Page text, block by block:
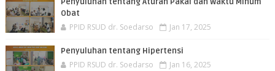
Penyuluhan tentang Aturan Pakai dan Waktu Minum
Obat
PPID RSUD dr. Soedarso Jan 17, 2025
Penyuluhan tentang Hipertensi
PPID RSUD dr. Soedarso Jan 16, 2025